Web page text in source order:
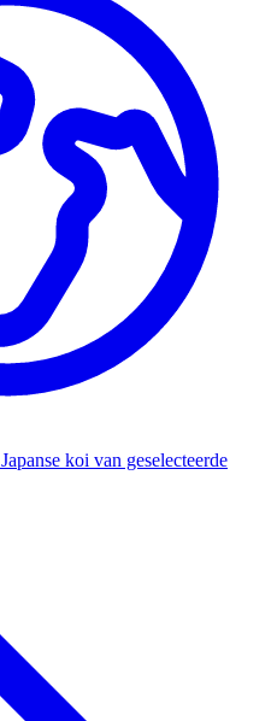
Japanse koi van geselecteerde